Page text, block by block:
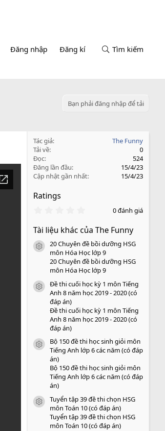
Đăng nhập Đăng kí Tìm kiếm
Bạn phải đăng nhập để tải
Tác giả
The Funny
Tải về
0
Đọc
524
Đăng lần đầu
15/4/23
Cập nhật gần nhất
15/4/23
Ratings
0
0
s
a
o
0 đánh giá
Tài liệu khác của The Funny
icon tài liệu
20 Chuyên đề bồi dưỡng HSG
môn Hóa Học lớp 9
20 Chuyên đề bồi dưỡng HSG
môn Hóa Học lớp 9
icon tài liệu
Đề thi cuối học kỳ 1 môn Tiếng
Anh 8 năm học 2019 - 2020 (có
đáp án)
Đề thi cuối học kỳ 1 môn Tiếng
Anh 8 năm học 2019 - 2020 (có
đáp án)
icon tài liệu
Bộ 150 đề thi học sinh giỏi môn
Tiếng Anh lớp 6 các năm (có đáp
án)
Bộ 150 đề thi học sinh giỏi môn
Tiếng Anh lớp 6 các năm (có đáp
án)
icon tài liệu
Tuyển tập 39 đề thi chọn HSG
môn Toán 10 (có đáp án)
Tuyển tập 39 đề thi chọn HSG
môn Toán 10 (có đáp án)